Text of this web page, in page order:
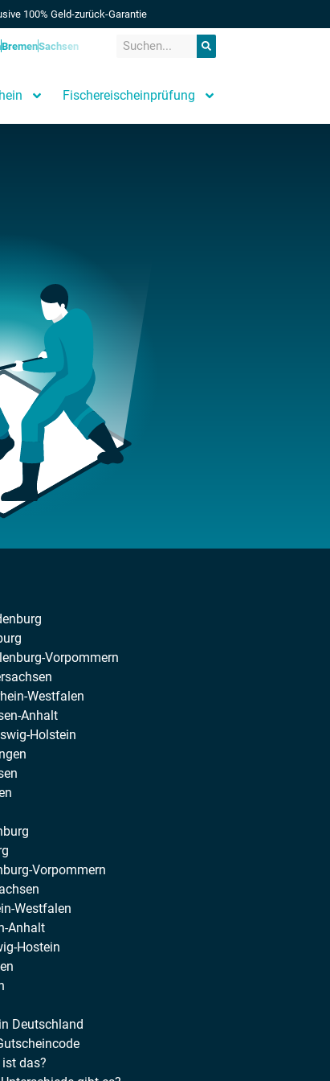
100% Geld-zurück-Garantie
BremenSachsen
Fischereischeinprüfung
Vorpommern
Westfalen
Anhalt
Holstein
Vorpommern
Westfalen
Anhalt
Hostein
Deutschland
das?